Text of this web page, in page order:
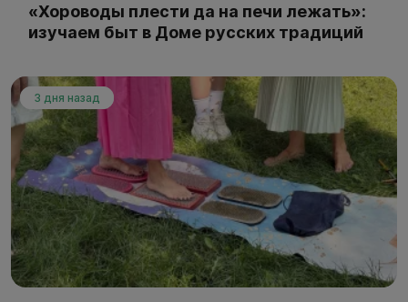
«Хороводы плести да на печи лежать»:
изучаем быт в Доме русских традиций
3 дня назад